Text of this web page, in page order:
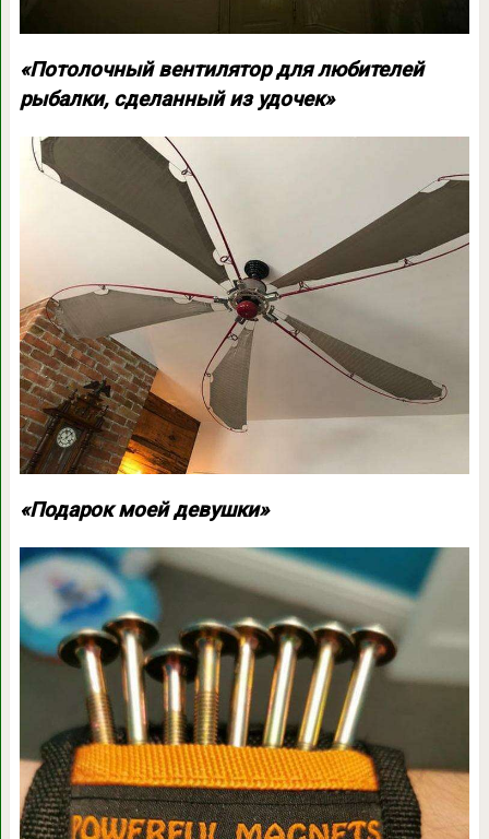
«Потолочный вентилятор для любителей
рыбалки, сделанный из удочек»
«Подарок моей девушки»